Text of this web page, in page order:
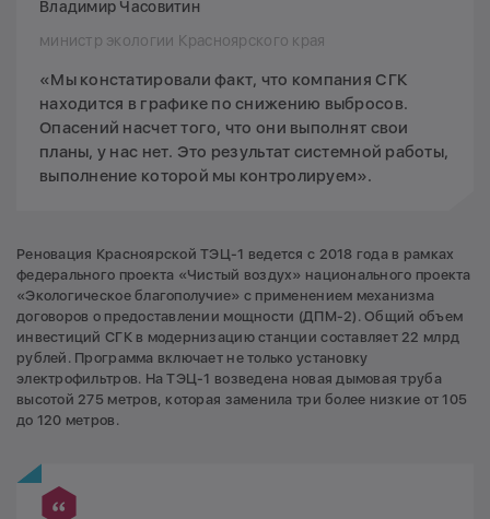
Владимир Чаcовитин
министр экологии Красноярского края
«Мы констатировали факт, что компания СГК
находится в графике по снижению выбросов.
Опасений насчет того, что они выполнят свои
планы, у нас нет. Это результат системной работы,
выполнение которой мы контролируем».
Реновация Красноярской ТЭЦ-1 ведется с 2018 года в рамках
федерального проекта «Чистый воздух» национального проекта
«Экологическое благополучие» с применением механизма
договоров о предоставлении мощности (ДПМ-2). Общий объем
инвестиций СГК в модернизацию станции составляет 22 млрд
рублей. Программа включает не только установку
электрофильтров. На ТЭЦ-1 возведена новая дымовая труба
высотой 275 метров, которая заменила три более низкие от 105
до 120 метров.